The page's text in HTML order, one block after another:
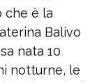
che è la
Balivo
nata 10
notturne, le